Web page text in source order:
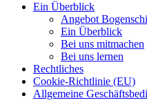
Ein Überblick
Angebot
Ein Überblick
Bei uns mitmachen
Bei uns lernen
Rechtliches
Cookie-Richtlinie (EU)
Allgemeine